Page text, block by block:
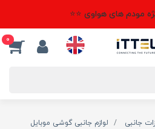
مودم های هواوی ⭐⭐
0
جانبی
لوازم جانبی گوشی موبایل